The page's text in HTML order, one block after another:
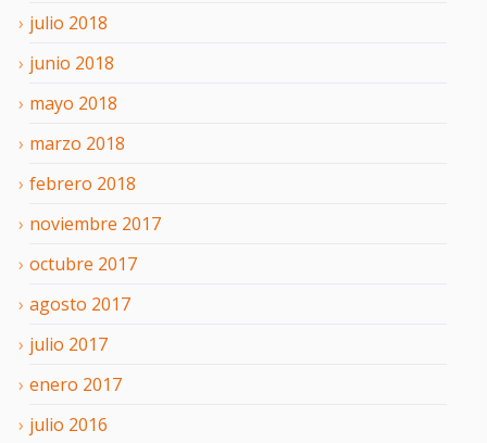
julio 2018
junio 2018
mayo 2018
marzo 2018
febrero 2018
noviembre 2017
octubre 2017
agosto 2017
julio 2017
enero 2017
julio 2016